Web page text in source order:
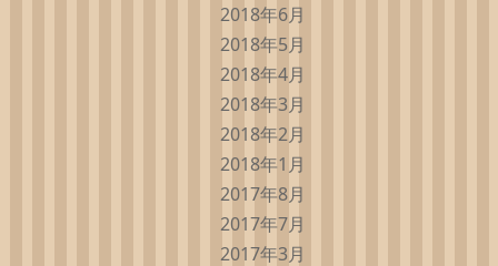
2018年6月
2018年5月
2018年4月
2018年3月
2018年2月
2018年1月
2017年8月
2017年7月
2017年3月